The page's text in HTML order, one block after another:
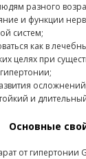
разного
и функции
систем;
как в
целях при
и
Основные
от гипертонии